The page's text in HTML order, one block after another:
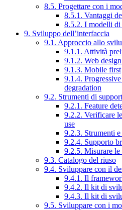
8.5. Progettare con i
8.5.1. Vantaggi
8.5.2. I modelli
9. Sviluppo dell’interfaccia
9.1. Approccio allo
9.1.1. Attività
9.1.2. Web
9.1.3. Mobile first
9.1.4.
degradation
9.2. Strumenti di
9.2.1. Feature
9.2.2. Verificare
use
9.2.3. Strumenti
9.2.4. Supporto
9.2.5. Misurare le
9.3. Catalogo del riuso
9.4. Sviluppare con il
9.4.1. Il
9.4.2. Il kit di
9.4.3. Il kit di
9.5. Sviluppare con i